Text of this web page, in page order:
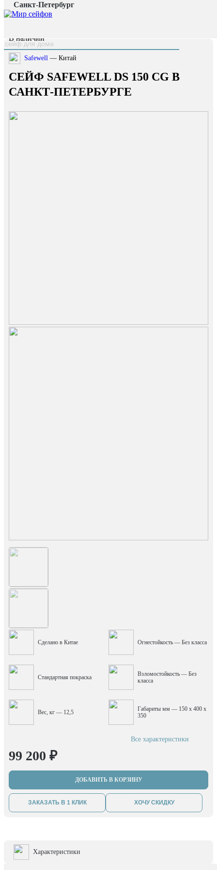
Санкт-Петербург
Главная страница /
Каталог /
В наличии
Safewell — Китай
СЕЙФ SAFEWELL DS 150 CG В
САНКТ-ПЕТЕРБУРГЕ
Сделано в Китае Огнестойкость — Без класса
Стандартная покраска
Взломостойкость — Без
класса
Вес, кг — 12,5
Габариты мм — 150 x 400 x
350
Все характеристики
99 200 ₽
ДОБАВИТЬ В КОРЗИНУ
ЗАКАЗАТЬ В 1 КЛИК ХОЧУ СКИДКУ
Характеристики